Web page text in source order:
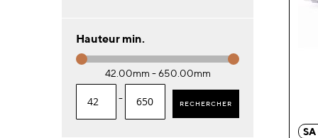
Hauteur min.
42.00mm - 650.00mm
- RECHERCHER